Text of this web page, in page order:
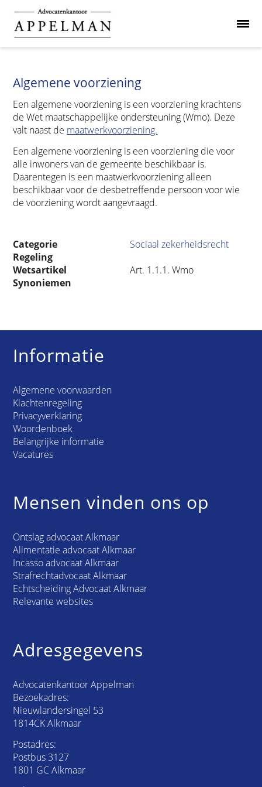
Algemene voorziening
Een algemene voorziening is een voorziening krachtens
de Wet maatschappelijke ondersteuning (Wmo). Deze
valt naast de maatwerkvoorziening.
Een algemene voorziening is een voorziening die voor
alle inwoners van de gemeente beschikbaar is.
Daarentegen is een maatwerkvoorziening alleen
beschikbaar voor de desbetreffende persoon voor wie
de voorziening wordt aangevraagd.
Categorie
Sociaal zekerheidsrecht
Regeling
Wetsartikel
Art. 1.1.1. Wmo
Synoniemen
Informatie
Algemene voorwaarden
Klachtenregeling
Privacyverklaring
Woordenboek
Belangrijke informatie
Vacatures
Mensen vinden ons op
Ontslag advocaat Alkmaar
Alimentatie advocaat Alkmaar
Incasso advocaat Alkmaar
Strafrechtadvocaat Alkmaar
Echtscheiding Advocaat Alkmaar
Relevante websites
Adresgegevens
Advocatenkantoor Appelman
Bezoekadres:
Nieuwlandersingel 53
1814CK Alkmaar
Postadres:
Postbus 3127
1801 GC Alkmaar